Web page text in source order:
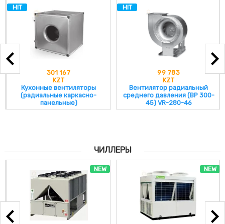
HIT
301 167
KZT
Кухонные вентиляторы
(радиальные каркасно-
панельные)
HIT
99 783
KZT
Вентилятор радиальный
среднего давления (ВР 300-
45) VR-280-46
ЧИЛЛЕРЫ
NEW NEW